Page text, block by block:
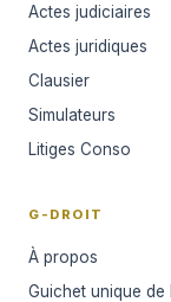
Actes judiciaires
Actes juridiques
Clausier
Simulateurs
Litiges Conso
G-DROIT
À propos
Guichet unique de